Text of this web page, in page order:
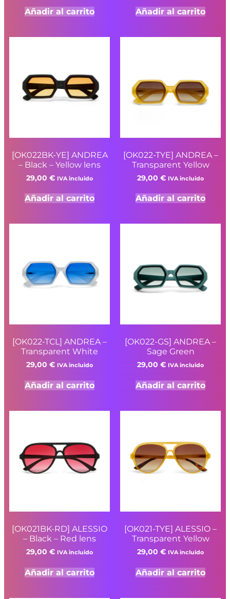
Añadir al carrito Añadir al carrito
[OK022BK-YE] ANDREA
– Black – Yellow lens
29,00 € IVA incluido
Añadir al carrito
[OK022-TYE] ANDREA –
Transparent Yellow
29,00 € IVA incluido
Añadir al carrito
[OK022-TCL] ANDREA –
Transparent White
29,00 € IVA incluido
Añadir al carrito
[OK022-GS] ANDREA –
Sage Green
29,00 € IVA incluido
Añadir al carrito
[OK021BK-RD] ALESSIO
– Black – Red lens
29,00 € IVA incluido
Añadir al carrito
[OK021-TYE] ALESSIO –
Transparent Yellow
29,00 € IVA incluido
Añadir al carrito